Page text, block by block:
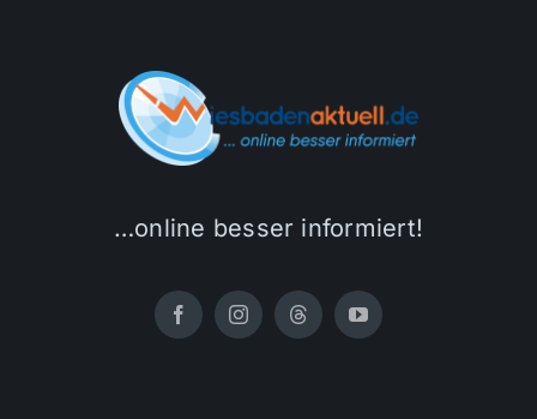
…online besser informiert!